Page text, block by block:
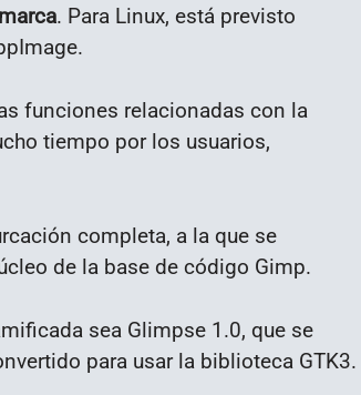
. Para Linux, está previsto
funciones relacionadas con la
tiempo por los usuarios,
completa, a la que se
de la base de código Gimp.
sea Glimpse 1.0, que se
para usar la biblioteca GTK3.